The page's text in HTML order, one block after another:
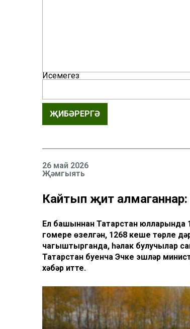
Исемегез
ҖИБӘРЕРГӘ
26 май 2026
Җәмгыять
Кайтып җитә
Ел башыннан Татарстан юлларында
гомере өзелгән, 1268 кеше төрле
чагыштырганда, һәлак булучылар
Татарстан буенча Эчке эшләр
хәбәр итте.